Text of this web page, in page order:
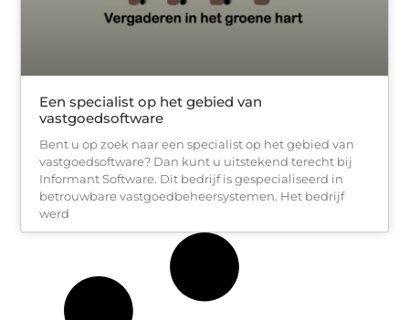
Een specialist op het gebied van
vastgoedsoftware
Bent u op zoek naar een specialist op het gebied van
vastgoedsoftware? Dan kunt u uitstekend terecht bij
Informant Software. Dit bedrijf is gespecialiseerd in
betrouwbare vastgoedbeheersystemen. Het bedrijf
werd